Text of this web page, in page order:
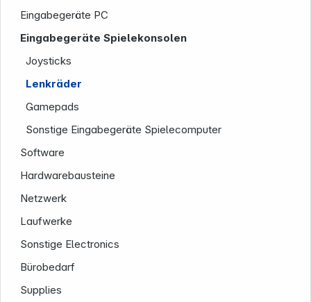
Eingabegeräte PC
Eingabegeräte Spielekonsolen
Joysticks
Lenkräder
Gamepads
Sonstige Eingabegeräte Spielecomputer
Software
Hardwarebausteine
Netzwerk
Laufwerke
Sonstige Electronics
Bürobedarf
Supplies
Service